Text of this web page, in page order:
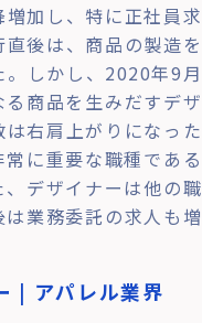
加し、特に正社員求
後は、商品の製造を
しかし、2020年9月
商品を生みだすデザ
右肩上がりになった
に重要な職種である
デザイナーは他の職
業務委託の求人も増
| アパレル業界